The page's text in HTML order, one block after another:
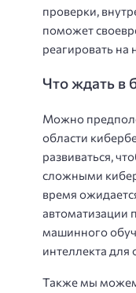
проверки,
поможет
реагировать на
Что ждать в
Можно
области
развиваться,
сложными
время
автоматизации
машинного
интеллекта для
Также мы можем